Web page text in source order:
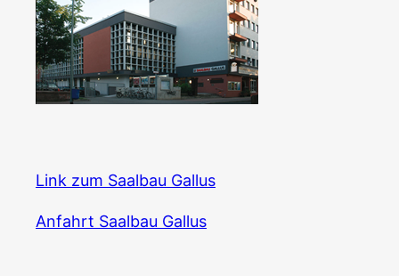
Link zum Saal­bau Gallus
Anfahrt Saal­bau Gallus